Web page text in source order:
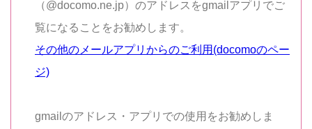
（@docomo.ne.jp）のアドレスをgmailアプリでご
覧になることをお勧めします。
その他のメールアプリからのご利用(docomoのペー
ジ)
gmailのアドレス・アプリでの使用をお勧めしま